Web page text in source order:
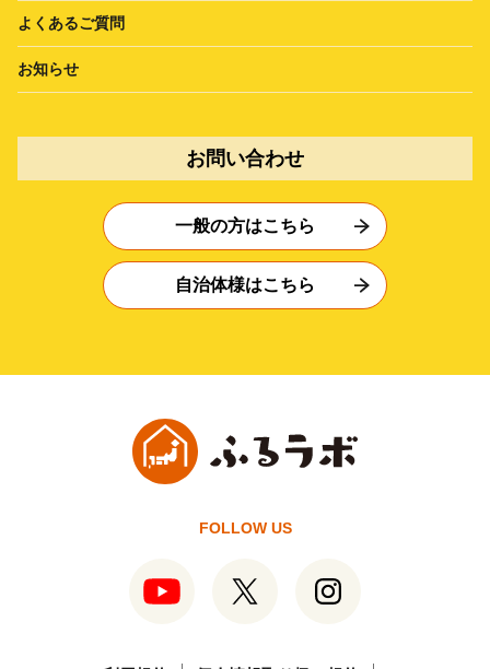
よくあるご質問
お知らせ
お問い合わせ
一般の方はこちら
自治体様はこちら
FOLLOW US